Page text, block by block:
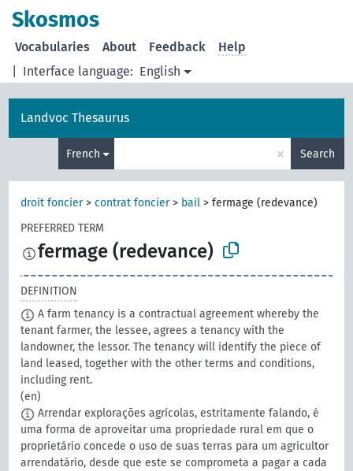
Skosmos
Interface language: English
Vocabularies About Feedback Help
Landvoc Thesaurus
French × Search
droit foncier>contrat foncier> bail >fermage (redevance)
PREFERRED TERM
fermage (redevance)
DEFINITION
A farm tenancy is a contractual agreement whereby the
tenant farmer, the lessee, agrees a tenancy with the
landowner, the lessor. The tenancy will identify the piece of
land leased, together with the other terms and conditions,
including rent.
(en)
Arrendar explorações agrícolas, estritamente falando, é
uma forma de aproveitar uma propriedade rural em que o
proprietário concede o uso de suas terras para um agricultor
arrendatário, desde que este se comprometa a pagar a cada